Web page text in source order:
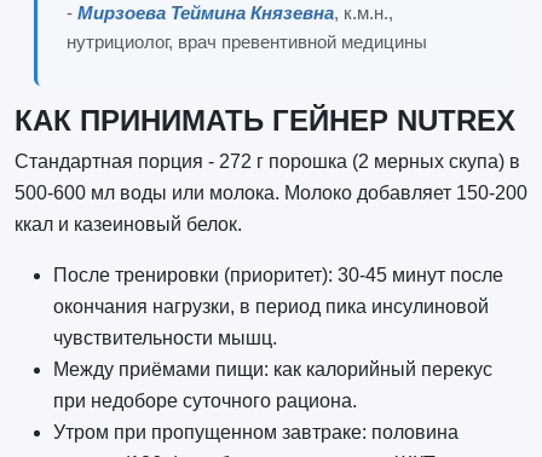
- Мирзоева Теймина Князевна, к.м.н.,
нутрициолог, врач превентивной медицины
КАК ПРИНИМАТЬ ГЕЙНЕР NUTREX
Стандартная порция - 272 г порошка (2 мерных скупа) в
500-600 мл воды или молока. Молоко добавляет 150-200
ккал и казеиновый белок.
После тренировки (приоритет): 30-45 минут после
окончания нагрузки, в период пика инсулиновой
чувствительности мышц.
Между приёмами пищи: как калорийный перекус
при недоборе суточного рациона.
Утром при пропущенном завтраке: половина